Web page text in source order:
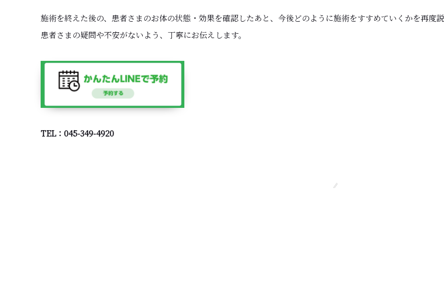
施術を終えた後の、患者さまのお体の状態・効果を確認したあと、今後どのように施術をすすめていくかを再度説
患者さまの疑問や不安がないよう、丁寧にお伝えします。
TEL：045-349-4920